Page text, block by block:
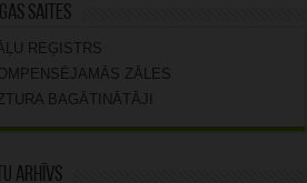
saites
REĢISTRS
ZĀLES
BAGĀTINĀTĀJI
arhīvs